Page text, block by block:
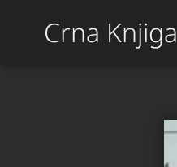
Crna Knjiga